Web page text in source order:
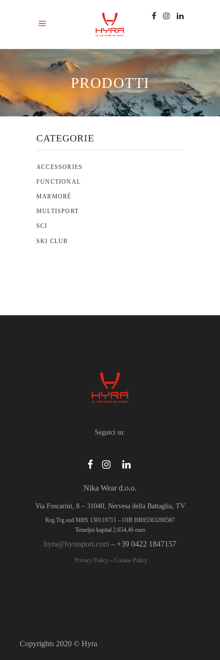
PRODOTTI
CATEGORIE
ACCESSORIES
FUNCTIONAL
MARMORÈ
MULTISPORT
SCI
SKI CLUB
Seguici su:
Nika Wear d.o.o.
Via Foscarini, 8 – 31040, Nervesa della Battaglia, TV
Reg.Trg.sud MBS 130119711 – OIB HR85563288587
Temeljni kapital 2.654,46 euro
hyra@hyrasport.com – +39 0422 1847157
Privacy Policy– Cookie Policy
Copyrights 2020 © Hyra